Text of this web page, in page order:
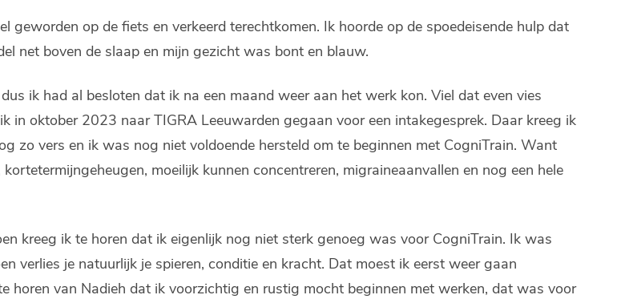
op de fiets en verkeerd terechtkomen. Ik hoorde op de spoedeisende hulp dat
net boven de slaap en mijn gezicht was bont en blauw.
ik had al besloten dat ik na een maand weer aan het werk kon. Viel dat even vies
in oktober 2023 naar TIGRA Leeuwarden gegaan voor een intakegesprek. Daar kreeg ik
zo vers en ik was nog niet voldoende hersteld om te beginnen met CogniTrain. Want
moeilijk kunnen concentreren, migraineaanvallen en nog een hele
kreeg ik te horen dat ik eigenlijk nog niet sterk genoeg was voor CogniTrain. Ik was
verlies je natuurlijk je spieren, conditie en kracht. Dat moest ik eerst weer gaan
van Nadieh dat ik voorzichtig en rustig mocht beginnen met werken, dat was voor